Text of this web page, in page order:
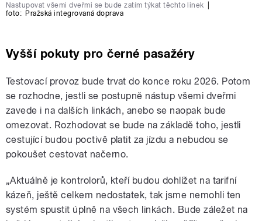
Nastupovat všemi dveřmi se bude zatím týkat těchto linek
foto: Pražská integrovaná doprava
Vyšší pokuty pro černé pasažéry
Testovací provoz bude trvat do konce roku 2026. Potom
se rozhodne, jestli se postupně nástup všemi dveřmi
zavede i na dalších linkách, anebo se naopak bude
omezovat. Rozhodovat se bude na základě toho, jestli
cestující budou poctivě platit za jízdu a nebudou se
pokoušet cestovat načerno.
„Aktuálně je kontrolorů, kteří budou dohlížet na tarifní
kázeň, ještě celkem nedostatek, tak jsme nemohli ten
systém spustit úplně na všech linkách. Bude záležet na